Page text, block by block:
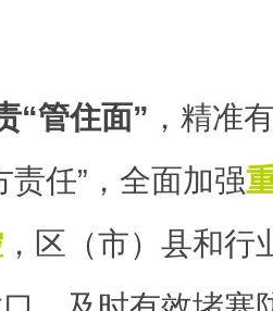
“管住面” ，精准
责任”，全面加强
，区（市）县和